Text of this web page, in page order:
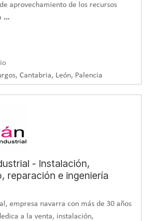
ha conseguido sustituir un
fósil por uno renovable y
el medio ambiente. Se ha realizado
a los consumos actuales, y las
se van a mitigar anualmente
de
gracias a la diferencia de consumo y
combustibles, se estima que el usuario
como a la economía del cliente.
aprovechamiento de los recursos
...
Cantabria, León, Palencia
- Instalación,
reparación e ingeniería
empresa navarra con más de 30 años
a la venta, instalación,